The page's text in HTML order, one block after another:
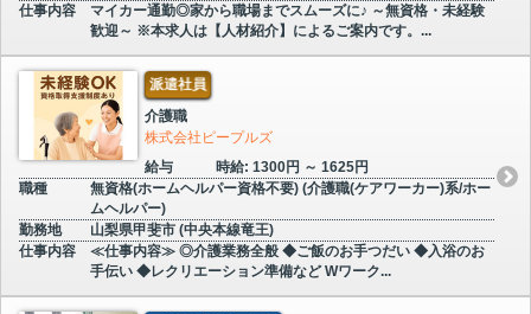
仕事内容
マイカー通勤◎家から職場までスムーズに♪ ～無資格・未経験
歓迎～ ※本求人は【人材紹介】によるご案内です。...
派遣社員
介護職
株式会社ピープルズ
給与
時給: 1300円 ～ 1625円
職種
無資格(ホームヘルパー資格不要) (介護職(ケアワーカー)系/ホー
ムヘルパー)
勤務地
山梨県甲斐市 (中央本線竜王)
仕事内容
≪仕事内容≫ ◎介護業務全般 ◆ご飯のお手つだい ◆入浴のお
手伝い ◆レクリエーション準備など Wワーク...